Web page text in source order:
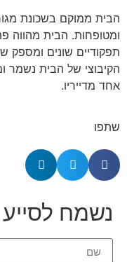
הבית ממוקם בשכונת
ומטופחות. הבית מהווה
תפקודיים שונים ומספק
הקיבוצי של הבית נשמר
אחד מדייריו.
שתפו
נשמח